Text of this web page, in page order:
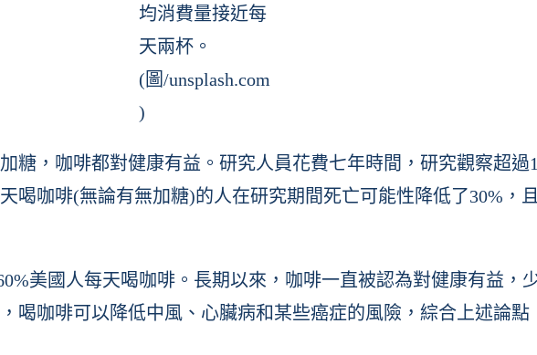
均消費量接近每
天兩杯。
(圖/unsplash.com
)
糖，咖啡都對健康有益。研究人員花費七年時間，研究觀察超
喝咖啡(無論有無加糖)的人在研究期間死亡可能性降低了30%，
美國人每天喝咖啡。長期以來，咖啡一直被認為對健康有益，
喝咖啡可以降低中風、心臟病和某些癌症的風險，綜合上述論